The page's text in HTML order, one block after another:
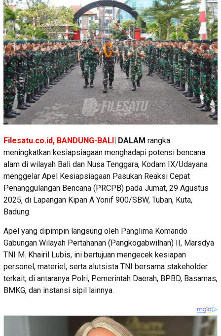
Filesatu.co.id, BANDUNG-BALI| DALAM rangka
meningkatkan kesiapsiagaan menghadapi potensi bencana
alam di wilayah Bali dan Nusa Tenggara, Kodam IX/Udayana
menggelar Apel Kesiapsiagaan Pasukan Reaksi Cepat
Penanggulangan Bencana (PRCPB) pada Jumat, 29 Agustus
2025, di Lapangan Kipan A Yonif 900/SBW, Tuban, Kuta,
Badung.
Apel yang dipimpin langsung oleh Panglima Komando
Gabungan Wilayah Pertahanan (Pangkogabwilhan) II, Marsdya
TNI M. Khairil Lubis, ini bertujuan mengecek kesiapan
personel, materiel, serta alutsista TNI bersama stakeholder
terkait, di antaranya Polri, Pemerintah Daerah, BPBD, Basarnas,
BMKG, dan instansi sipil lainnya.